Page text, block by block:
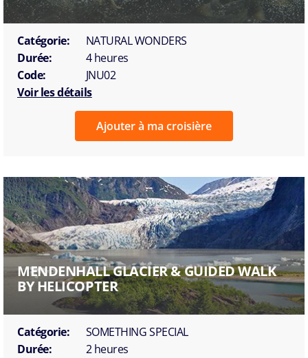
Catégorie:
NATURAL WONDERS
Durée:
4 heures
Code:
JNU02
Voir les détails
Ajouter à ma croisière
MENDENHALL GLACIER & GUIDED WALK
BY HELICOPTER
Catégorie:
SOMETHING SPECIAL
Durée:
2 heures